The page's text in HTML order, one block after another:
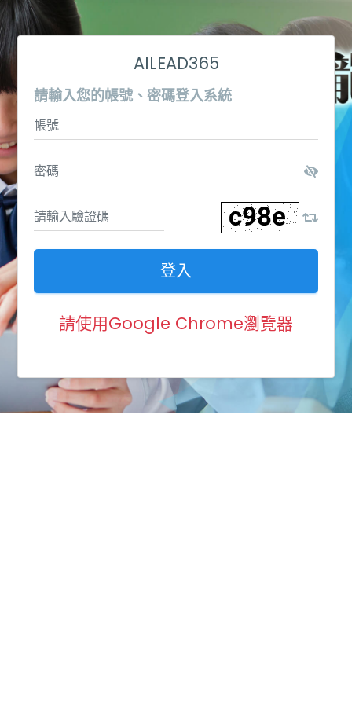
AILEAD365
請輸入您的帳號、密碼登入系統
登入
請使用Google Chrome瀏覽器